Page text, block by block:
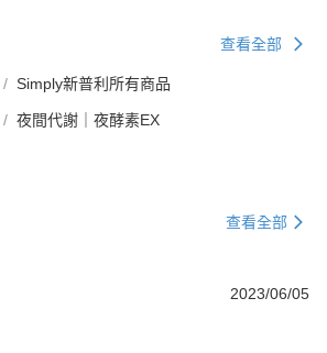
查看全部
Simply新普利所有商品
夜間代謝｜夜酵素EX
查看全部
2023/06/05